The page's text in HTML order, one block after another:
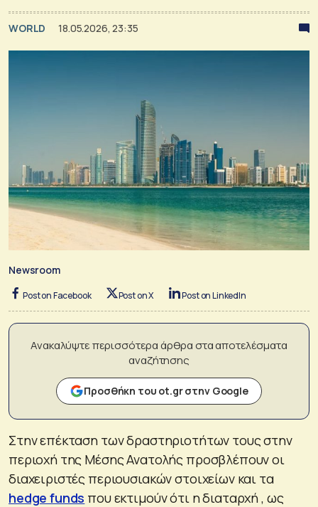
WORLD 18.05.2026, 23:35
Newsroom
Post on Facebook Post on X Post on LinkedIn
Ανακαλύψτε περισσότερα άρθρα στα αποτελέσματα
αναζήτησης
Προσθήκη του ot.gr στην Google
Στην επέκταση των δραστηριοτήτων τους στην
περιοχή της Μέσης Ανατολής προσβλέπουν οι
διαχειριστές περιουσιακών στοιχείων και τα
hedge funds που εκτιμούν ότι η διαταρχή , ως